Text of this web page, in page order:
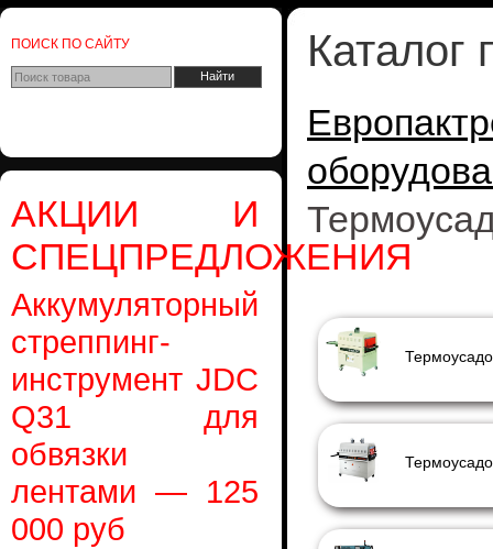
ПОИСК ПО САЙТУ
АКЦИИ И
СПЕЦПРЕДЛОЖЕНИЯ
Аккумуляторный
стреппинг-
инструмент JDC
Q31 для
обвязки
лентами — 125
000 руб
Каталог